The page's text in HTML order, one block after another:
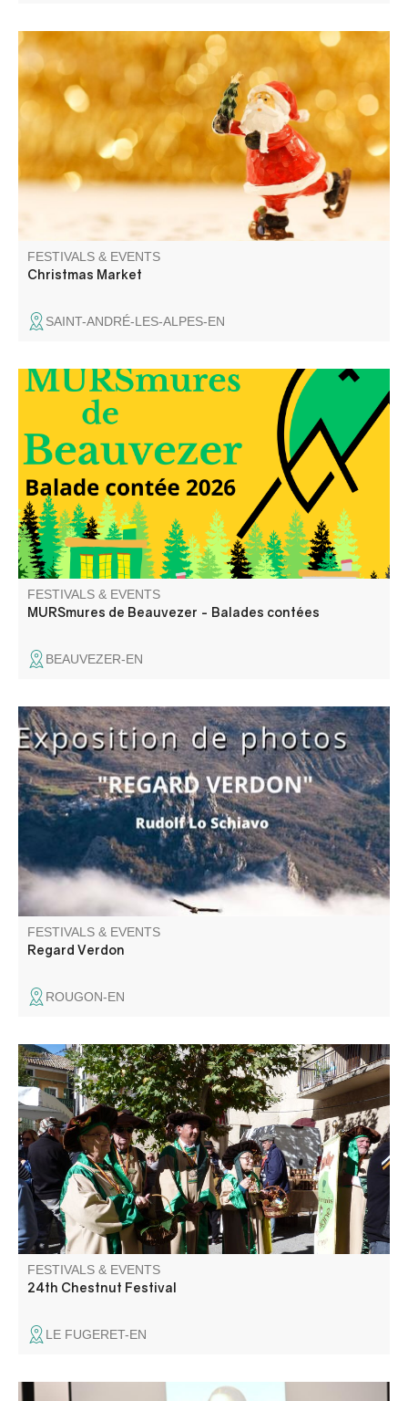
Venez découvrir de nombreux stands aux couleurs de
Noël et des gourmandises pour raviver vos papilles.
FESTIVALS & EVENTS
Christmas Market
SAINT-ANDRÉ-LES-ALPES-EN
Elli la conteuse vous balade dans les rues du village et
dans le temps, à travers les anecdotes glanées auprès
des habitants du village.
FESTIVALS & EVENTS
MURSmures de Beauvezer - Balades contées
BEAUVEZER-EN
Une superbe exposition photos de Rudolf Lo Schiavo.
FESTIVALS & EVENTS
Regard Verdon
ROUGON-EN
The village celebrates the chestnut with a market,
tastings, animations and the Train des pignes à vapeur
which, for its last outing of the season, runs between
Puget-Théniers and Le Fugeret.
FESTIVALS & EVENTS
24th Chestnut Festival
LE FUGERET-EN